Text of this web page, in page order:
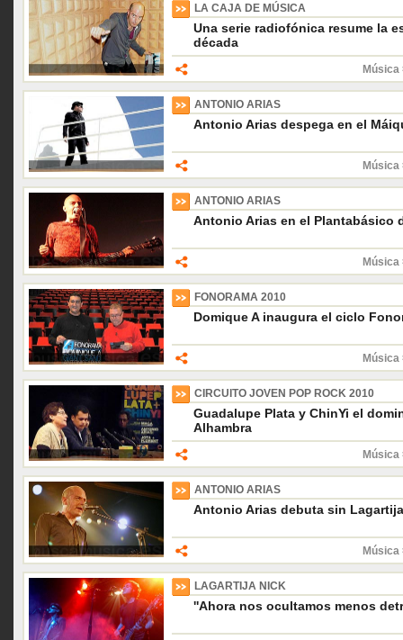
LA CAJA DE MÚSICA
Una serie radiofónica resume la
década
Música
ANTONIO ARIAS
Antonio Arias despega en el
Música
ANTONIO ARIAS
Antonio Arias en el Plantabásico
Música
FONORAMA 2010
Domique A inaugura el ciclo
Música
CIRCUITO JOVEN POP ROCK 2010
Guadalupe Plata y ChinYi el
Alhambra
Música
ANTONIO ARIAS
Antonio Arias debuta sin
Música
LAGARTIJA NICK
''Ahora nos ocultamos menos